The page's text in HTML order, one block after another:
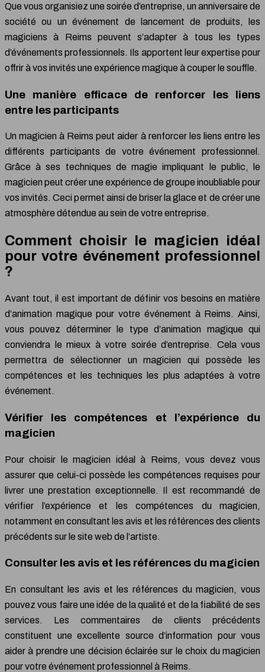
Que vous organisiez une soirée d’entreprise, un anniversaire de
société ou un événement de lancement de produits, les
magiciens à Reims peuvent s’adapter à tous les types
d’événements professionnels. Ils apportent leur expertise pour
offrir à vos invités une expérience magique à couper le souffle.
Une manière efficace de renforcer les liens
entre les participants
Un magicien à Reims peut aider à renforcer les liens entre les
différents participants de votre événement professionnel.
Grâce à ses techniques de magie impliquant le public, le
magicien peut créer une expérience de groupe inoubliable pour
vos invités. Ceci permet ainsi de briser la glace et de créer une
atmosphère détendue au sein de votre entreprise.
Comment choisir le magicien idéal
pour votre événement professionnel
?
Avant tout, il est important de définir vos besoins en matière
d’animation magique pour votre événement à Reims. Ainsi,
vous pouvez déterminer le type d’animation magique qui
conviendra le mieux à votre soirée d’entreprise. Cela vous
permettra de sélectionner un magicien qui possède les
compétences et les techniques les plus adaptées à votre
événement.
Vérifier les compétences et l’expérience du
magicien
Pour choisir le magicien idéal à Reims, vous devez vous
assurer que celui-ci possède les compétences requises pour
livrer une prestation exceptionnelle. Il est recommandé de
vérifier l’expérience et les compétences du magicien,
notamment en consultant les avis et les références des clients
précédents sur le site web de l’artiste.
Consulter les avis et les références du magicien
En consultant les avis et les références du magicien, vous
pouvez vous faire une idée de la qualité et de la fiabilité de ses
services. Les commentaires de clients précédents
constituent une excellente source d’information pour vous
aider à prendre une décision éclairée sur le choix du magicien
pour votre événement professionnel à Reims.